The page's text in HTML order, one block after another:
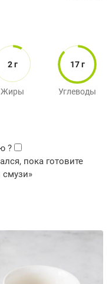
2 г
Жиры
17 г
Углеводы